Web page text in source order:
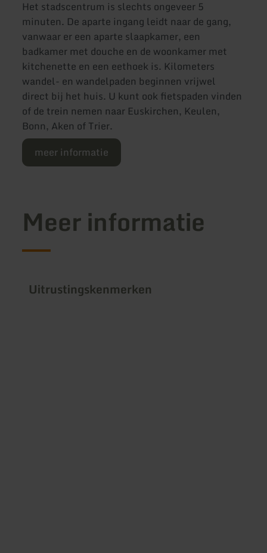
Het stadscentrum is slechts ongeveer 5
minuten. De aparte ingang leidt naar de gang,
vanwaar er een aparte slaapkamer, een
badkamer met douche en de woonkamer met
kitchenette en een eethoek is. Kilometers
wandel- en wandelpaden beginnen vrijwel
direct bij het huis. U kunt ook fietspaden vinden
of de trein nemen naar Euskirchen, Keulen,
Bonn, Aken of Trier.
meer informatie
Meer informatie
Uitrustingskenmerken